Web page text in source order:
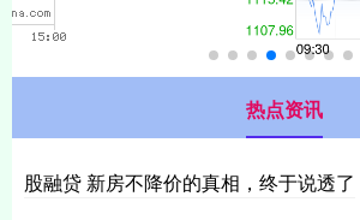
热点资讯
股融贷 新房不降价的真相，终于说透了